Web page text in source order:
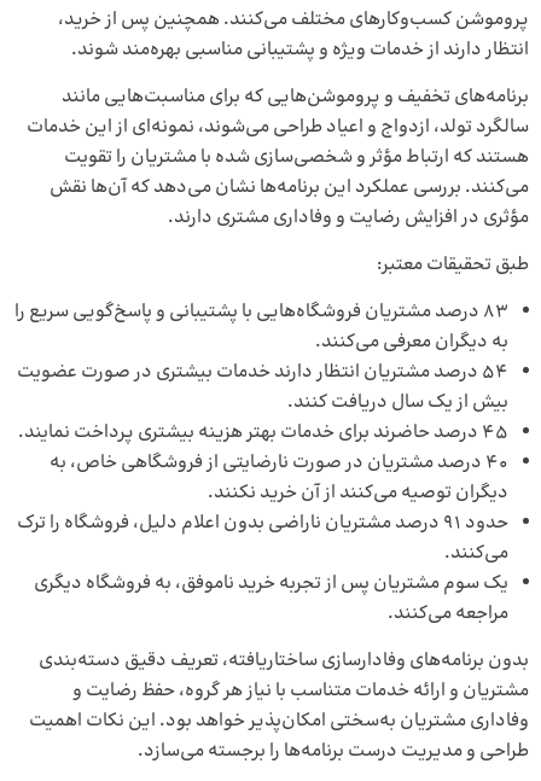
پروموشن کسب‌وکارهای مختلف می‌کنند. همچنین پس از خرید،
انتظار دارند از خدمات ویژه و پشتیبانی مناسبی بهره‌مند شوند.
برنامه‌های تخفیف و پروموشن‌هایی که برای مناسبت‌هایی مانند
سالگرد تولد، ازدواج و اعیاد طراحی می‌شوند، نمونه‌ای از این خدمات
هستند که ارتباط مؤثر و شخصی‌سازی شده با مشتریان را تقویت
می‌کنند. بررسی عملکرد این برنامه‌ها نشان می‌دهد که آن‌ها نقش
مؤثری در افزایش رضایت و وفاداری مشتری دارند.
طبق تحقیقات معتبر:
۸۳ درصد مشتریان فروشگاه‌هایی با پشتیبانی و پاسخ‌گویی سریع را
به دیگران معرفی می‌کنند.
۵۴ درصد مشتریان انتظار دارند خدمات بیشتری در صورت عضویت
بیش از یک سال دریافت کنند.
۴۵ درصد حاضرند برای خدمات بهتر هزینه بیشتری پرداخت نمایند.
۴۰ درصد مشتریان در صورت نارضایتی از فروشگاهی خاص، به
دیگران توصیه می‌کنند از آن خرید نکنند.
حدود ۹۱ درصد مشتریان ناراضی بدون اعلام دلیل، فروشگاه را ترک
می‌کنند.
یک سوم مشتریان پس از تجربه خرید ناموفق، به فروشگاه دیگری
مراجعه می‌کنند.
بدون برنامه‌های وفادارسازی ساختاریافته، تعریف دقیق دسته‌بندی
مشتریان و ارائه خدمات متناسب با نیاز هر گروه، حفظ رضایت و
وفاداری مشتریان به‌سختی امکان‌پذیر خواهد بود. این نکات اهمیت
طراحی و مدیریت درست برنامه‌ها را برجسته می‌سازد.